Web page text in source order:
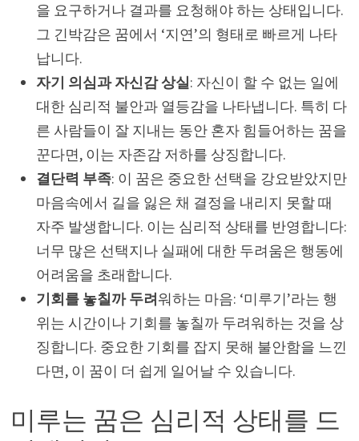
을 요구하거나 결과를 요청해야 하는 상태입니다.
그 긴박감은 꿈에서 ‘지연’의 형태로 빠르게 나타
납니다.
자기 의심과 자신감 상실: 자신이 할 수 없는 일에
대한 심리적 불안과 열등감을 나타냅니다. 특히 다
른 사람들이 잘 지내는 동안 혼자 힘들어하는 꿈을
꾼다면, 이는 자존감 저하를 상징합니다.
결단력 부족: 이 꿈은 중요한 선택을 강요받았지만
마음속에서 길을 잃은 채 결정을 내리지 못할 때
자주 발생합니다. 이는 심리적 상태를 반영합니다:
너무 많은 선택지나 실패에 대한 두려움은 행동에
어려움을 초래합니다.
기회를 놓칠까 두려워하는 마음: ‘미루기’라는 행
위는 시간이나 기회를 놓칠까 두려워하는 것을 상
징합니다. 중요한 기회를 잡지 못해 불안함을 느낀
다면, 이 꿈이 더 쉽게 일어날 수 있습니다.
미루는 꿈은 심리적 상태를 드